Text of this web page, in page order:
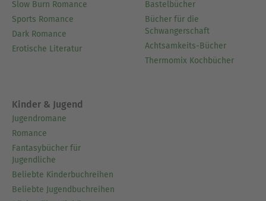
Slow Burn Romance
Sports Romance
Dark Romance
Erotische Literatur
Bastelbücher
Bücher für die
Schwangerschaft
Achtsamkeits-Bücher
Thermomix Kochbücher
Kinder & Jugend
Jugendromane
Romance
Fantasybücher für
Jugendliche
Beliebte Kinderbuchreihen
Beliebte Jugendbuchreihen